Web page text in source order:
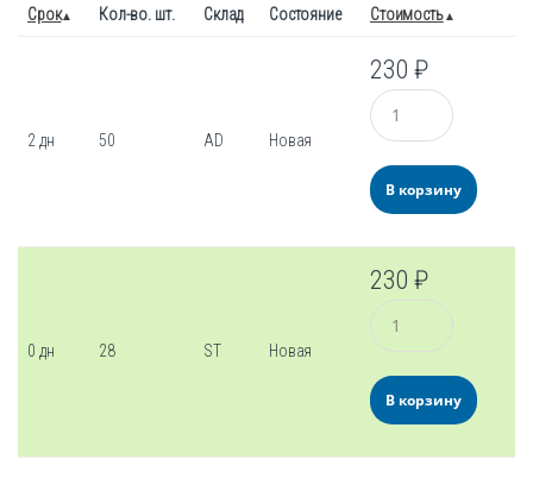
Срок Кол-во. шт. Склад Состояние Стоимость
2 дн 50 AD Новая
230₽
Количество
В корзину
0 дн 28 ST Новая
230₽
Количество
В корзину